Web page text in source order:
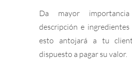
Da mayor
descripción e
esto antojará a tu
dispuesto a pagar su valor.